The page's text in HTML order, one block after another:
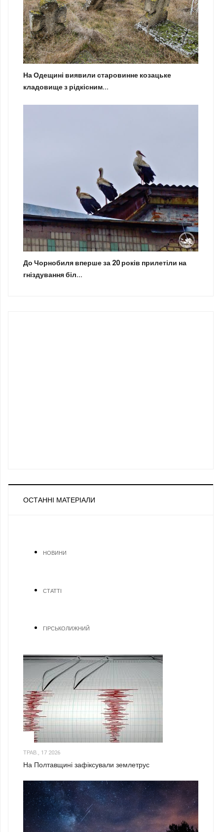
На Одещині виявили старовинне козацьке
кладовище з рідкісним...
До Чорнобиля вперше за 20 років прилетіли на
гніздування біл...
ОСТАННІ МАТЕРІАЛИ
НОВИНИ
СТАТТІ
ГІРСЬКОЛИЖНИЙ
ТРАВ., 17 2026
На Полтавщині зафіксували землетрус